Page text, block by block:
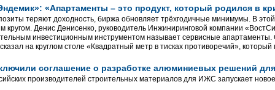
«Апартаменты – это продукт, который родился в
теряют доходность, биржа обновляет трёхгодичные минимумы. В
кругом. Денис Денисенко, руководитель Инжиниринговой компании
инвестиционным инструментом называет сервисные
на круглом столе «Квадратный метр в тисках противоречий»,
соглашение о разработке алюминиевых решений
производителей строительных материалов для ИЖС запускает